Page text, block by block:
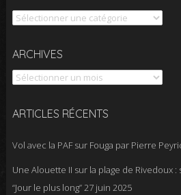
Catégories
ARCHIVES
Archives
ARTICLES RÉCENTS
Vol avec la PAF sur Fouga par Pierre
Une Alouette II sur la plage de Rivedoux
“Jour le plus long”27 juin 2025